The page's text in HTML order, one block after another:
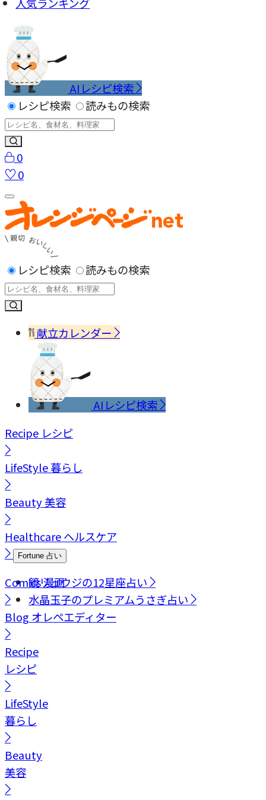
AIレシピ検索
レシピ検索
読みもの検索
0
0
レシピ検索 読みもの検索
献立カレンダー
AIレシピ検索
Recipe レシピ
LifeStyle暮らし
Beauty美容
Healthcareヘルスケア
Fortune 占い
鏡リュウジの12星座占い
水晶玉子のプレミアムうさぎ占い
Comics漫画
Blog オレペエディター
Recipe
レシピ
LifeStyle
暮らし
Beauty
美容